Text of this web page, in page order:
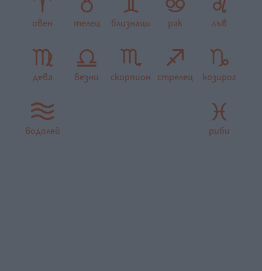
овен телец близнаци рак лъв
дева везни скорпион стрелец козирог
водолей риби